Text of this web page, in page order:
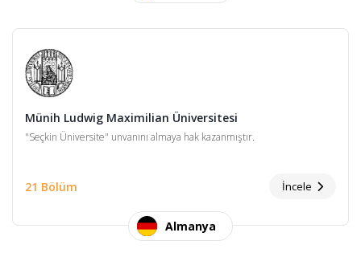
Münih Ludwig Maximilian Üniversitesi
"Seçkin Üniversite" unvanını almaya hak kazanmıştır.
21 Bölüm İncele
Almanya